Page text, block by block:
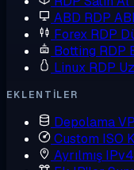
ABD RDP
Forex RDP
Botting RDP
Linux RDP
EKLENTILER
Depolama
Custom ISO
Ayrılmış IPv4